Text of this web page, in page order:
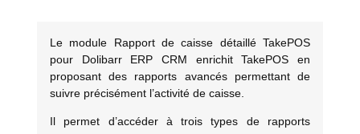
Le module Rapport de caisse détaillé TakePOS
pour Dolibarr ERP CRM enrichit TakePOS en
proposant des rapports avancés permettant de
suivre précisément l’activité de caisse.
Il permet d’accéder à trois types de rapports